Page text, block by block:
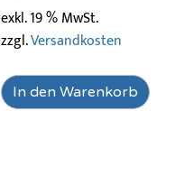
exkl. 19 % MwSt.
zzgl.Versandkosten
In den Warenkorb